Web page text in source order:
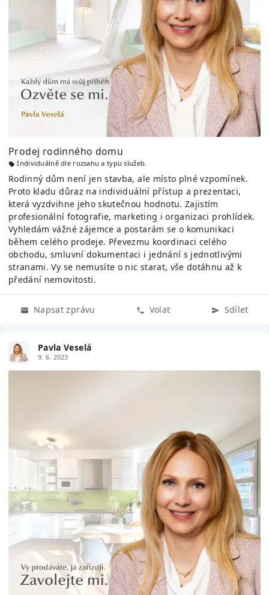
Prodej rodinného domu
Individuálně dle rozsahu a typu služeb.
Rodinný dům není jen stavba, ale místo plné vzpomínek.
Proto kladu důraz na individuální přístup a prezentaci,
která vyzdvihne jeho skutečnou hodnotu. Zajistím
profesionální fotografie, marketing i organizaci prohlídek.
Vyhledám vážné zájemce a postarám se o komunikaci
během celého prodeje. Převezmu koordinaci celého
obchodu, smluvní dokumentaci i jednání s jednotlivými
stranami. Vy se nemusíte o nic starat, vše dotáhnu až k
předání nemovitosti.
Napsat zprávu Volat Sdílet
Pavla Veselá
9. 6. 2023